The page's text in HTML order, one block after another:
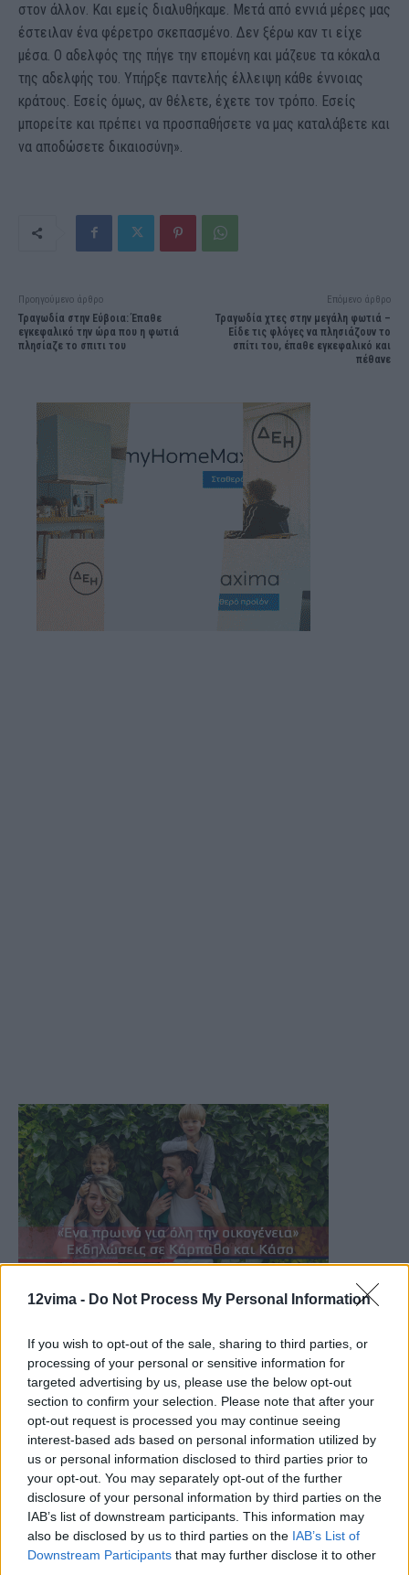
12vima - Do Not Process My Personal Information
If you wish to opt-out of the sale, sharing to third parties, or
processing of your personal or sensitive information for
targeted advertising by us, please use the below opt-out
section to confirm your selection. Please note that after your
opt-out request is processed you may continue seeing
interest-based ads based on personal information utilized by
us or personal information disclosed to third parties prior to
your opt-out. You may separately opt-out of the further
disclosure of your personal information by third parties on the
IAB’s list of downstream participants. This information may
also be disclosed by us to third parties on the IAB’s List of
Downstream Participants that may further disclose it to other
στον άλλον. Και εμείς διαλυθήκαμε. Μετά από εννιά μέρες μας
έστειλαν ένα φέρετρο σκεπασμένο. Δεν ξέρω καν τι είχε
μέσα. Ο αδελφός της πήγε την επομένη και μάζευε τα κόκαλα
της αδελφής του. Υπήρξε παντελής έλλειψη κάθε έννοιας
κράτους. Εσείς όμως, αν θέλετε, έχετε τον τρόπο. Εσείς
μπορείτε και πρέπει να προσπαθήσετε να μας καταλάβετε και
να αποδώσετε δικαιοσύνη».
Προηγούμενο άρθρο
Τραγωδία στην Εύβοια: Έπαθε
εγκεφαλικό την ώρα που η φωτιά
πλησίαζε το σπιτι του
Επόμενο άρθρο
Τραγωδία χτες στην μεγάλη φωτιά –
Είδε τις φλόγες να πλησιάζουν το
σπίτι του, έπαθε εγκεφαλικό και
πέθανε